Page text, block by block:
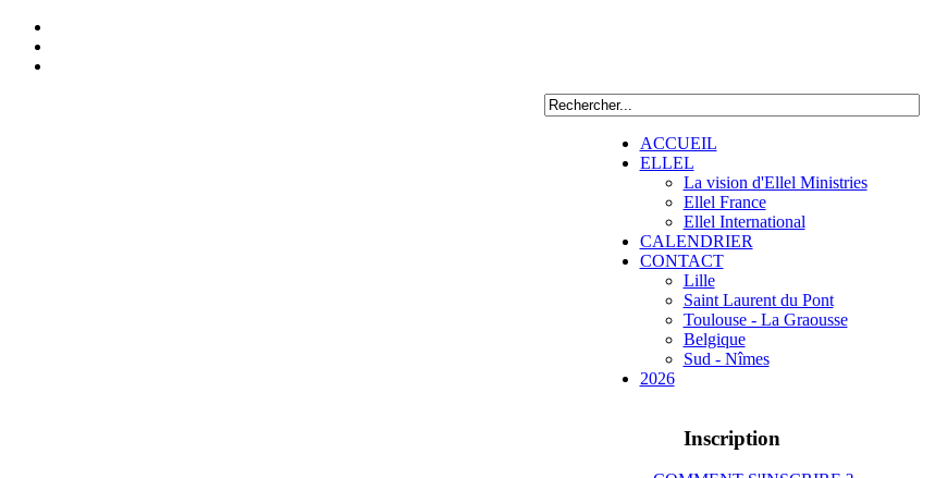
ACCUEIL
ELLEL
La vision d'Ellel Ministries
Ellel France
Ellel International
CALENDRIER
CONTACT
Lille
Saint Laurent du Pont
Toulouse - La Graousse
Belgique
Sud - Nîmes
2026
Inscription